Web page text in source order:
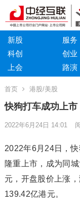
新股 服务
科创
创业
上会
路演
首页 港股/美股
快狗打车成功上
2022年6月24日 14:01
2022年6月24日，
隆重上市，成为同
元，开盘股价上涨
139.42亿港元。